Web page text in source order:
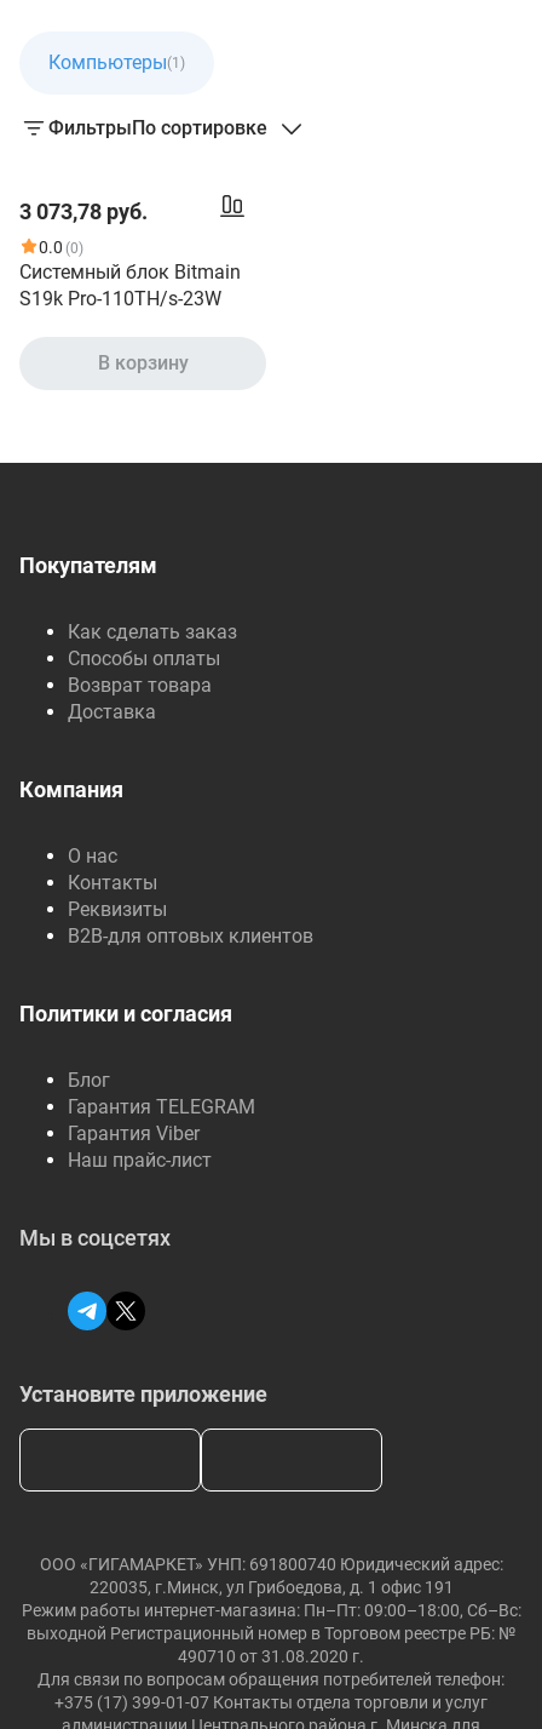
Компьютеры(1)
ФильтрыПо сортировке
3 073,78 руб.
0.0 (0)
Системный блок Bitmain
S19k Pro-110TH/s-23W
В корзину
Покупателям
Как сделать заказ
Способы оплаты
Возврат товара
Доставка
Компания
О нас
Контакты
Реквизиты
B2B-для оптовых клиентов
Политики и согласия
Блог
Гарантия TELEGRAM
Гарантия Viber
Наш прайс-лист
Установите приложение
Мы в соцсетях
ООО «ГИГАМАРКЕТ» УНП: 691800740 Юридический адрес:
220035, г.Минск, ул Грибоедова, д. 1 офис 191
Режим работы интернет-магазина: Пн–Пт: 09:00–18:00, Сб–Вс:
выходной Регистрационный номер в Торговом реестре РБ: №
490710 от 31.08.2020 г.
Для связи по вопросам обращения потребителей телефон:
+375 (17) 399-01-07 Контакты отдела торговли и услуг